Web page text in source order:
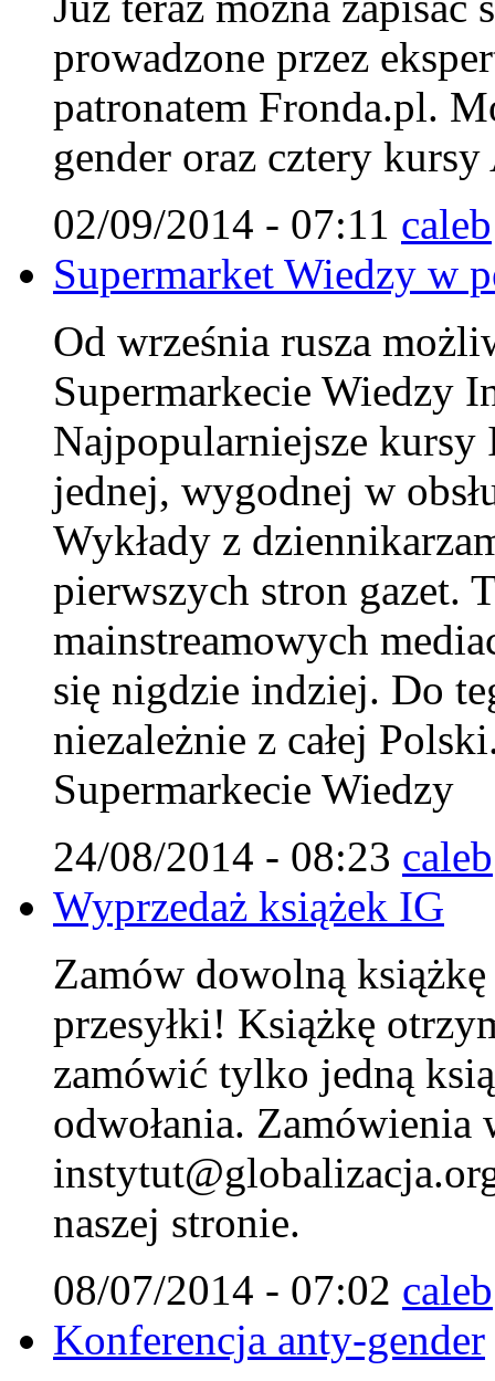
prowadzone przez
patronatem Fronda.pl.
gender oraz cztery
02/09/2014 - 07:11 caleb
Supermarket Wiedzy w
Od września rusza
Supermarkecie Wiedzy
Najpopularniejsze kursy
jednej, wygodnej w
Wykłady z
pierwszych stron gazet.
mainstreamowych
się nigdzie indziej. Do
niezależnie z całej
Supermarkecie Wiedzy
24/08/2014 - 08:23 caleb
Wyprzedaż książek IG
Zamów dowolną
przesyłki! Książkę
zamówić tylko jedną
odwołania. Zamówienia
naszej stronie.
08/07/2014 - 07:02 caleb
Konferencja anty-gender